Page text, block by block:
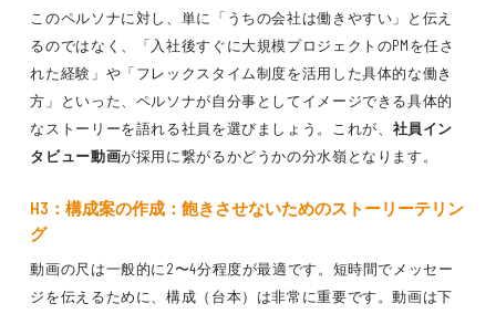
このペルソナに対し、単に「うちの会社は働きやすい」と伝え
るのではなく、「入社後すぐに大規模プロジェクトのPMを任さ
れた経験」や「フレックスタイム制度を活用した具体的な働き
方」といった、ペルソナが自分事としてイメージできる具体的
なストーリーを語れる社員を選びましょう。これが、 社員イン
タビュー動画が採用に繋がるかどうかの分水嶺となります。
H3：構成案の作成：飽きさせないためのストーリーテリン
グ
動画の尺は一般的に2〜4分程度が最適です。短時間でメッセー
ジを伝えるために、構成（台本）は非常に重要です。動画は下